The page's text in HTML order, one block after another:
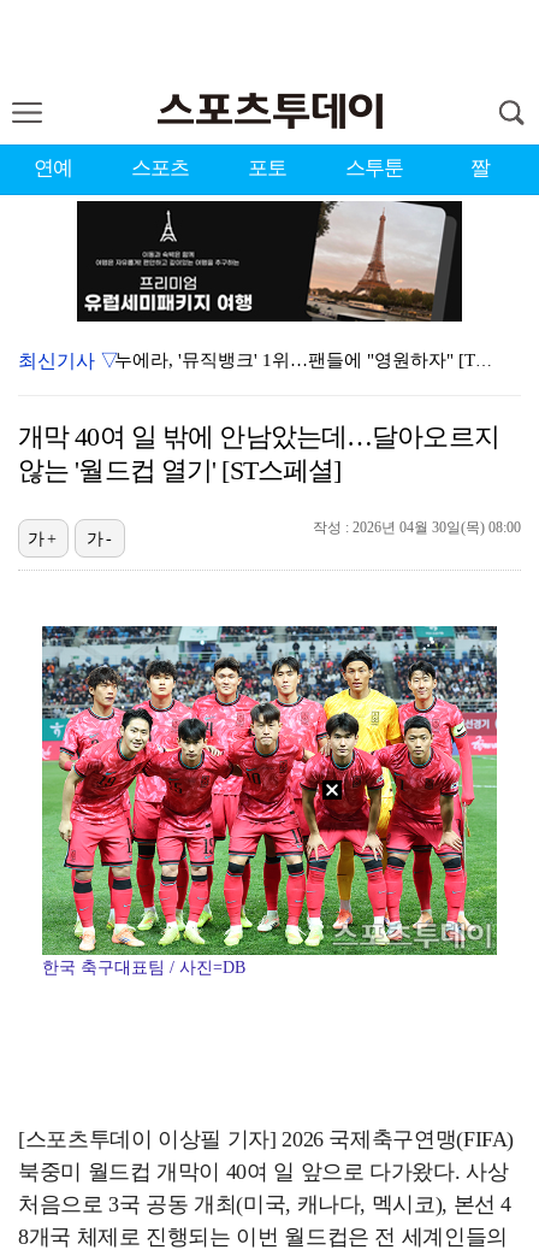
연예 스포츠 포토 스투툰 짤
누에라, '뮤직뱅크' 1위…팬들에 "영원하자" [TV캡…
대한축구협회의 '심판 성접대'…최악의 경우 런던 올림픽…
폭발까지 5분…안보현·정은채, 목숨 건 사투 시작(재벌…
진세연, 전속계약 종료…FA 시장 나왔다 [공식]
대놓고 '심판 마사지'로 결재 받기도…최종 결재권자는 …
'1라운드 115위' 김민별, 2라운드 7타 줄이며 7…
이강인, 아틀레티코 마드리드 첫 훈련 진행…9일 맨시티…
최신기사 ▽
개막 40여 일 밖에 안남았는데…달아오르지
않는 '월드컵 열기' [ST스페셜]
작성 : 2026년 04월 30일(목) 08:00
가+ 가-
한국 축구대표팀 / 사진=DB
[스포츠투데이 이상필 기자] 2026 국제축구연맹(FIFA)
북중미 월드컵 개막이 40여 일 앞으로 다가왔다. 사상
처음으로 3국 공동 개최(미국, 캐나다, 멕시코), 본선 4
8개국 체제로 진행되는 이번 월드컵은 전 세계인들의